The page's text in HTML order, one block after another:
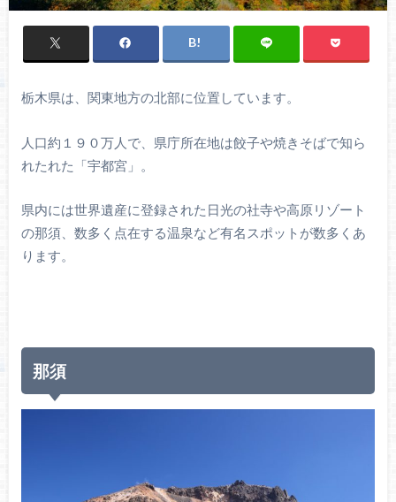
栃木県は、関東地方の北部に位置しています。
人口約１９０万人で、県庁所在地は餃子や焼きそばで知ら
れたれた「宇都宮」。
県内には世界遺産に登録された日光の社寺や高原リゾート
の那須、数多く点在する温泉など有名スポットが数多くあ
ります。
那須